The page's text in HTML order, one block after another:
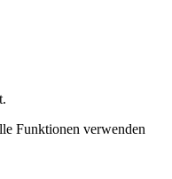
Funktionen verwenden